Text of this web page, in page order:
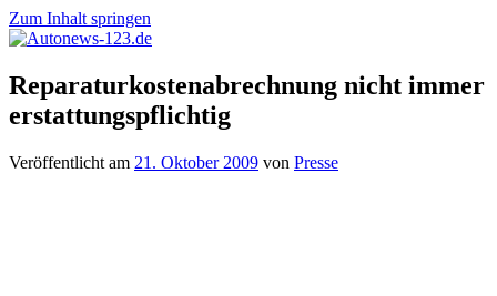
Zum Inhalt springen
Autonews-
123.de
Autonews
mit
Charme
Reparaturkostenabrechnung nicht immer
erstattungspflichtig
Veröffentlicht am 21. Oktober 2009 von Presse